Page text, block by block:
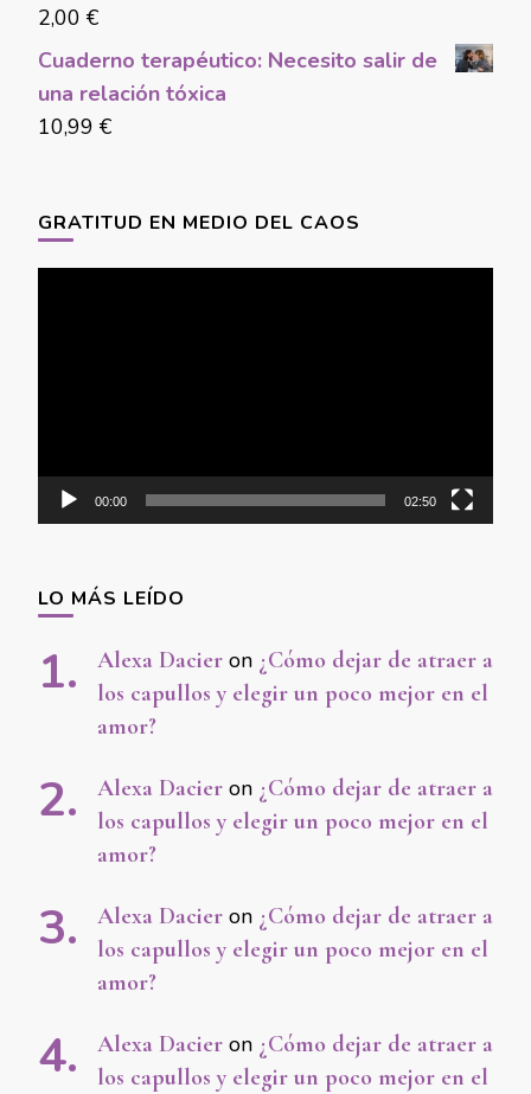
2,00 €
Cuaderno terapéutico: Necesito salir de
una relación tóxica
10,99 €
GRATITUD EN MEDIO DEL CAOS
00:00 02:50
LO MÁS LEÍDO
Alexa Dacier on ¿Cómo dejar de atraer a
los capullos y elegir un poco mejor en el
amor?
Alexa Dacier on ¿Cómo dejar de atraer a
los capullos y elegir un poco mejor en el
amor?
Alexa Dacier on ¿Cómo dejar de atraer a
los capullos y elegir un poco mejor en el
amor?
Alexa Dacier on ¿Cómo dejar de atraer a
los capullos y elegir un poco mejor en el